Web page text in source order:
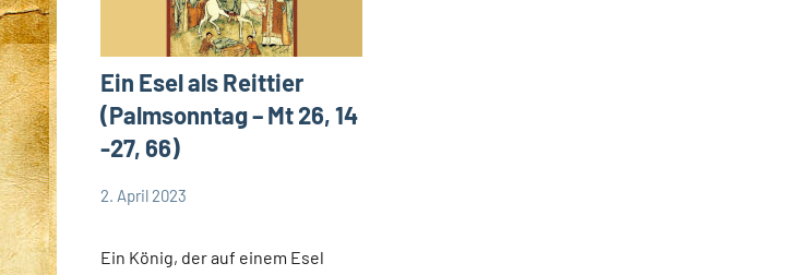
Ein Esel als Reittier
(Palmsonntag – Mt 26, 14
-27, 66)
App-
2. April 2023
Andrea
Ein König, der auf einem Esel